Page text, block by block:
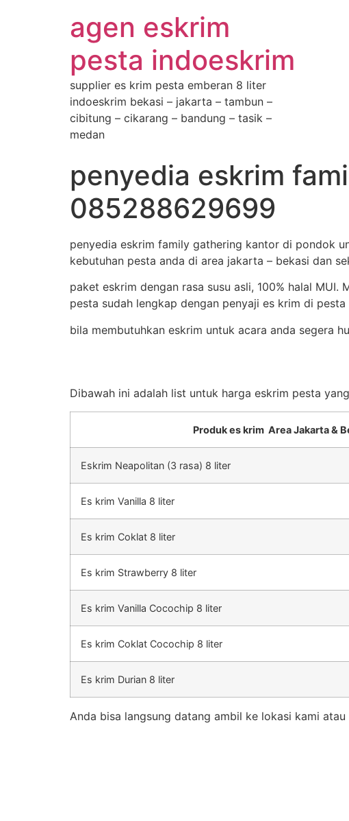
agen eskrim
pesta indoeskrim
supplier es krim pesta emberan 8 liter
indoeskrim bekasi – jakarta – tambun –
cibitung – cikarang – bandung – tasik –
medan
penyedia eskrim
085288629699
penyedia eskrim family gathering kantor di pondok
kebutuhan pesta anda di area jakarta – bekasi dan
paket eskrim dengan rasa susu asli, 100% halal
pesta sudah lengkap dengan penyaji es krim di
bila membutuhkan eskrim untuk acara anda segera
Dibawah ini adalah list untuk harga eskrim pesta
Produk es krim Area Jakarta &
Eskrim Neapolitan (3 rasa) 8 liter
Es krim Vanilla 8 liter
Es krim Coklat 8 liter
Es krim Strawberry 8 liter
Es krim Vanilla Cocochip 8 liter
Es krim Coklat Cocochip 8 liter
Es krim Durian 8 liter
Anda bisa langsung datang ambil ke lokasi kami